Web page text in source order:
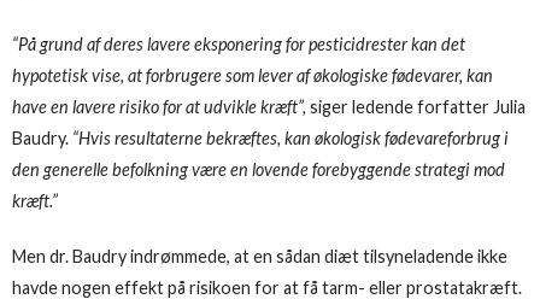
“På grund af deres lavere eksponering for pesticidrester kan det
hypotetisk vise, at forbrugere som lever af økologiske fødevarer, kan
have en lavere risiko for at udvikle kræft”, siger ledende forfatter Julia
Baudry. “Hvis resultaterne bekræftes, kan økologisk fødevareforbrug i
den generelle befolkning være en lovende forebyggende strategi mod
kræft.”
Men dr. Baudry indrømmede, at en sådan diæt tilsyneladende ikke
havde nogen effekt på risikoen for at få tarm- eller prostatakræft.